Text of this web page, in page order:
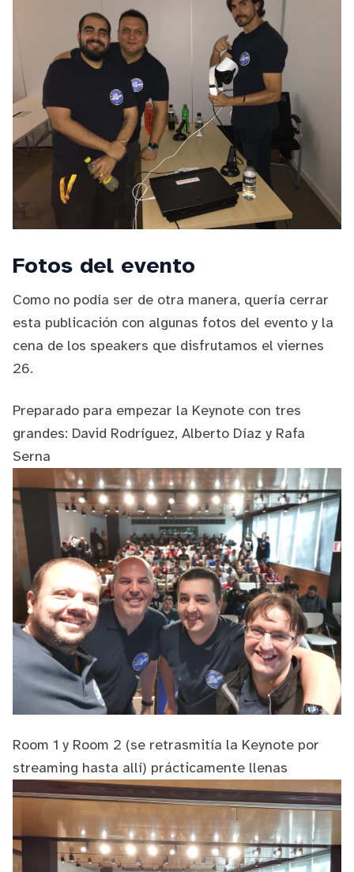
Fotos del evento
Como no podía ser de otra manera, quería cerrar
esta publicación con algunas fotos del evento y la
cena de los speakers que disfrutamos el viernes
26.
Preparado para empezar la Keynote con tres
grandes: David Rodríguez, Alberto Díaz y Rafa
Serna
Room 1 y Room 2 (se retrasmitía la Keynote por
streaming hasta allí) prácticamente llenas